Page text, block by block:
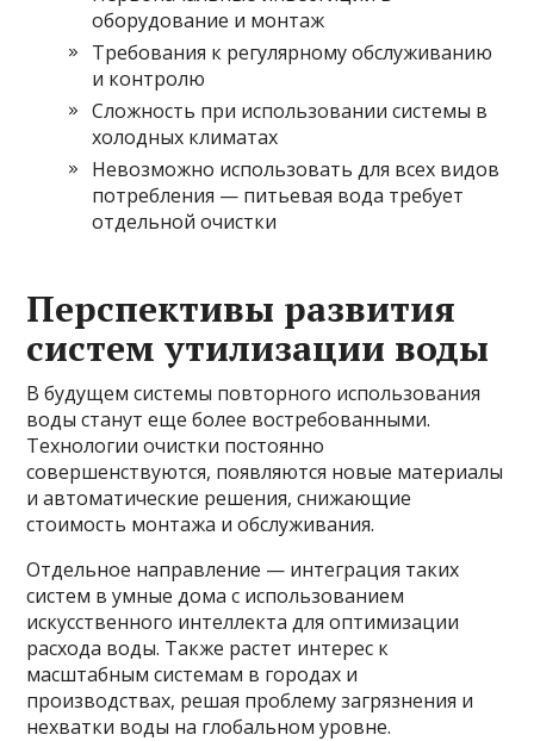
оборудование и монтаж
Требования к регулярному обслуживанию
и контролю
Сложность при использовании системы в
холодных климатах
Невозможно использовать для всех видов
потребления — питьевая вода требует
отдельной очистки
Перспективы развития
систем утилизации воды
В будущем системы повторного использования
воды станут еще более востребованными.
Технологии очистки постоянно
совершенствуются, появляются новые материалы
и автоматические решения, снижающие
стоимость монтажа и обслуживания.
Отдельное направление — интеграция таких
систем в умные дома с использованием
искусственного интеллекта для оптимизации
расхода воды. Также растет интерес к
масштабным системам в городах и
производствах, решая проблему загрязнения и
нехватки воды на глобальном уровне.